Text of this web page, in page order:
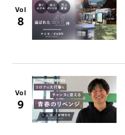
Vol
8
Vol
9